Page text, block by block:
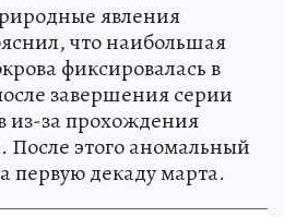
явления
что наибольшая
фиксировалась в
завершения серии
из-за прохождения
После этого аномальный
первую декаду марта.